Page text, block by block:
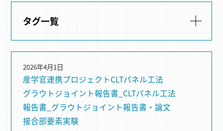
タグ一覧
産学官連携プロジェクトCLTパネル⼯法
グラウトジョイント報告書_CLTパネル工法
報告書_グラウトジョイント報告書・論文
接合部要素実験
2026年4月1日